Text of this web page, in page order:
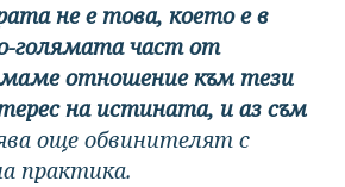
не е това, което е в
голямата част от
отношение към тези
на истината, и аз съм
още обвинителят с
практика.